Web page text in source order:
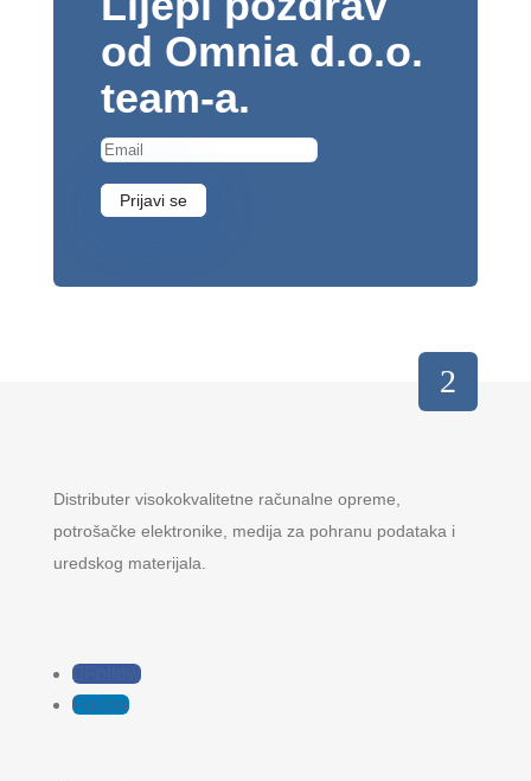
od Omnia d.o.o.
team-a.
Prijavi se
Distributer visokokvalitetne računalne opreme,
potrošačke elektronike, medija za pohranu podataka i
uredskog materijala.
Follow
Follow